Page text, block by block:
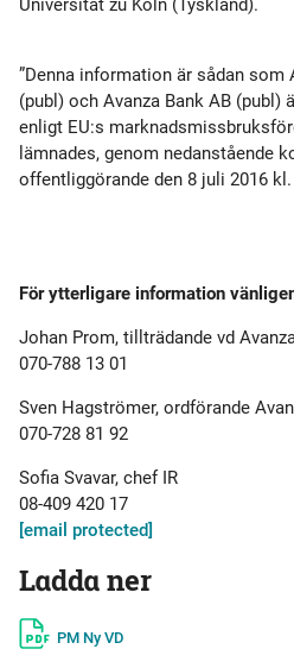
Universität zu Köln (Tyskland).
”Denna information är sådan som
(publ) och Avanza Bank AB
enligt EU:s
lämnades, genom nedanstående
offentliggörande den 8 juli 2016 kl.
För ytterligare information
Johan Prom, tillträdande vd
070-788 13 01
Sven Hagströmer, ordförande
070-728 81 92
Sofia Svavar, chef IR
08-409 420 17
[email protected]
Ladda ner
PM Ny VD